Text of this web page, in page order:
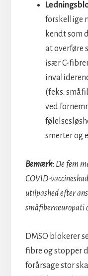
forskellige
kendt som
at overføre
især C-
(f.eks.
ved
smerter og
Bemærk:De fem
COVID-
utilpashed efter
småfiberneuropati
DMSO blokerer
fibre og stopper
forårsage stor